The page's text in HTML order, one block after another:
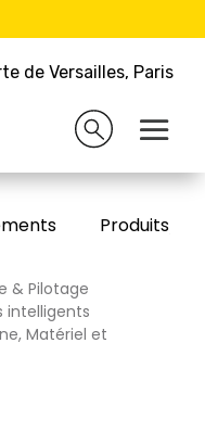
de Versailles, Paris
de Versailles, Paris
Produits/
& Pilotage
intelligents
Matériel et